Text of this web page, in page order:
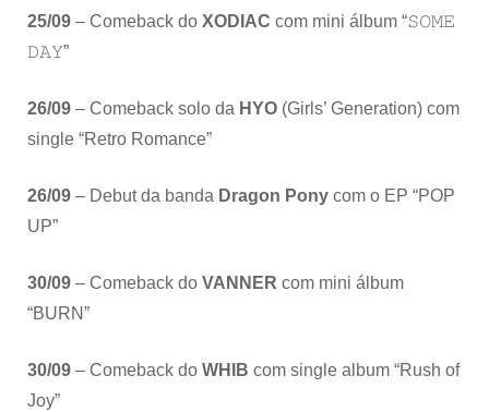
25/09 – Comeback do XODIAC com mini álbum “𝚂𝙾𝙼𝙴
𝙳𝙰𝚈”
26/09 – Comeback solo da HYO (Girls’ Generation) com
single “Retro Romance”
26/09 – Debut da banda Dragon Pony com o EP “POP
UP”
30/09 – Comeback do VANNER com mini álbum
“BURN”
30/09 – Comeback do WHIB com single album “Rush of
Joy”